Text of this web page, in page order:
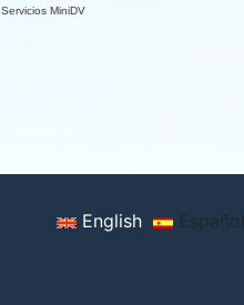
Servicios MiniDV
Español
English